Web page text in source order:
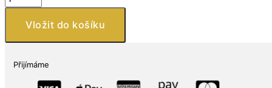
Perth
Iron
Vložit do košíku
Přijímáme